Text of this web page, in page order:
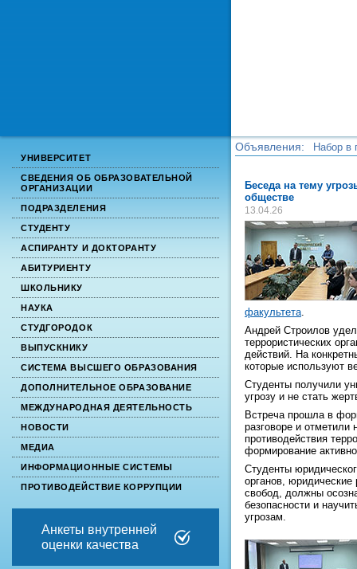
УНИВЕРСИТЕТ
СВЕДЕНИЯ ОБ ОБРАЗОВАТЕЛЬНОЙ
ОРГАНИЗАЦИИ
ПОДРАЗДЕЛЕНИЯ
СТУДЕНТУ
АСПИРАНТУ И ДОКТОРАНТУ
АБИТУРИЕНТУ
ШКОЛЬНИКУ
НАУКА
СТУДГОРОДОК
ВЫПУСКНИКУ
СИСТЕМА ВЫСШЕГО ОБРАЗОВАНИЯ
ДОПОЛНИТЕЛЬНОЕ ОБРАЗОВАНИЕ
МЕЖДУНАРОДНАЯ ДЕЯТЕЛЬНОСТЬ
НОВОСТИ
МЕДИА
ИНФОРМАЦИОННЫЕ СИСТЕМЫ
ПРОТИВОДЕЙСТВИЕ КОРРУПЦИИ
Анкеты внутренней
оценки качества
Объявления:
Набор в
Беседа на тему
обществе
13.04.26
факультета
Андрей Строилов
террористических
действий. На
которые используют
Студенты получили
угрозу и не стать
Встреча прошла в
разговоре и
противодействия
формирование
Студенты
органов, юридические
свобод, должны
безопасности и
угрозам.